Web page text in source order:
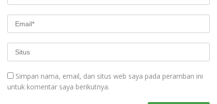
Simpan nama, email, dan situs web saya pada peramban ini
untuk komentar saya berikutnya.